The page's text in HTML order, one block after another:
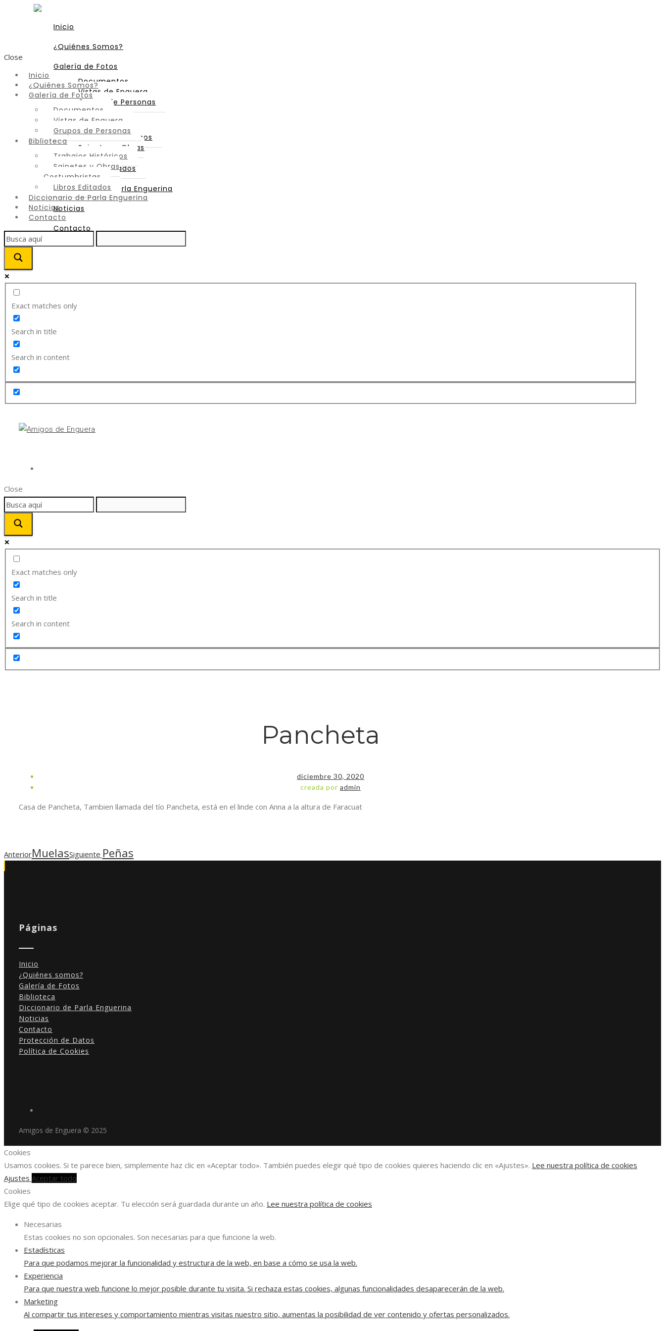
Inicio
¿Quiénes Somos?
Galería de Fotos
Documentos
Vistas de Enguera
Grupos de Personas
Biblioteca
Trabajos Históricos
Sainetes y Obras
Costumbristas
Libros Editados
Diccionario de Parla Enguerina
Noticias
Contacto
Close
Inicio
¿Quiénes Somos?
Galería de Fotos
Documentos
Vistas de Enguera
Grupos de Personas
Biblioteca
Trabajos Históricos
Sainetes y Obras
Costumbristas
Libros Editados
Diccionario de Parla Enguerina
Noticias
Contacto
Exact matches only
Search in title
Search in content
Close
Exact matches only
Search in title
Search in content
Pancheta
diciembre 30, 2020
creada por admin
Casa de Pancheta, Tambien llamada del tío Pancheta, está en el linde con Anna a la altura de Faracuat
AnteriorMuelasSiguiente Peñas
Páginas
Inicio
¿Quiénes somos?
Galería de Fotos
Biblioteca
Diccionario de Parla Enguerina
Noticias
Contacto
Protección de Datos
Política de Cookies
Amigos de Enguera © 2025
Cookies
Usamos cookies. Si te parece bien, simplemente haz clic en «Aceptar todo». También puedes elegir qué tipo de cookies quieres haciendo clic en «Ajustes». Lee nuestra política de cookies
Ajustes Aceptar todo
Cookies
Elige qué tipo de cookies aceptar. Tu elección será guardada durante un año. Lee nuestra política de cookies
Necesarias
Estas cookies no son opcionales. Son necesarias para que funcione la web.
Estadísticas
Para que podamos mejorar la funcionalidad y estructura de la web, en base a cómo se usa la web.
Experiencia
Para que nuestra web funcione lo mejor posible durante tu visita. Si rechaza estas cookies, algunas funcionalidades desaparecerán de la web.
Marketing
Al compartir tus intereses y comportamiento mientras visitas nuestro sitio, aumentas la posibilidad de ver contenido y ofertas personalizados.